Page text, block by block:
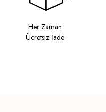
Her Zaman
Ücretsiz İade